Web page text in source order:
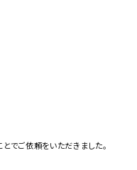
でご依頼をいただきました。